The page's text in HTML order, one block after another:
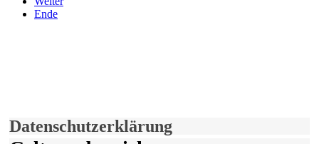
Ende
Datenschutzerklärung